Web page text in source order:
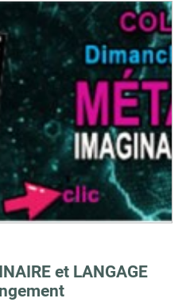
et LANGAGE